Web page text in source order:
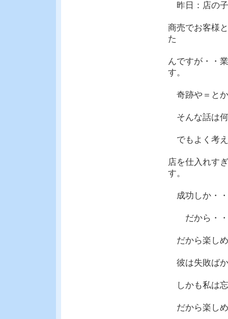
昨日：店の
商売でお客様
た
んですが・・
す。
奇跡や＝と
そんな話は
でもよく考
店を仕入れす
す。
成功しか・
だから・・
だから楽し
彼は失敗ば
しかも私は
だから楽し